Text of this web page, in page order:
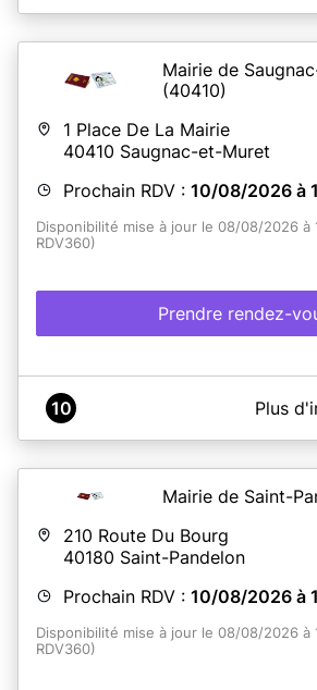
Mairie de
(40410)
1 Place De La Mairie
40410 Saugnac-et-Muret
Prochain RDV : 10/08/2026 à
Disponibilité mise à jour le 08/08/2026 à
RDV360)
Prendre rendez-
A propos de Mairie de Saugnac-et-
En savoir plus
10 Plus
Mairie de Saint-
210 Route Du Bourg
40180 Saint-Pandelon
Prochain RDV : 10/08/2026 à
Disponibilité mise à jour le 08/08/2026 à
RDV360)